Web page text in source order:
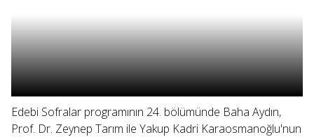
Edebi Sofralar programının 24. bölümünde Baha Aydın,
Prof. Dr. Zeynep Tarım ile Yakup Kadri Karaosmanoğlu'nun